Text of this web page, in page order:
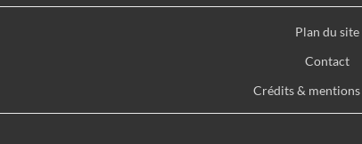
Plan du site
Contact
Crédits & mentions